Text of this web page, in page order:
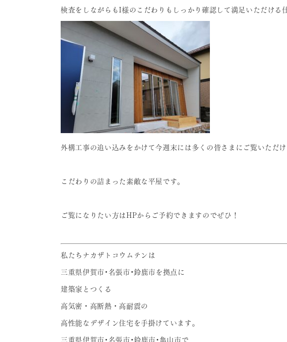
検査をしながらもI様のこだわりもしっかり確認して満足いただける
外構工事の追い込みをかけて今週末には多くの皆さまにご覧いただけ
こだわりの詰まった素敵な平屋です。
ご覧になりたい方はHPからご予約できますのでぜひ！
私たちナカザトコウムテンは
三重県伊賀市•名張市•鈴鹿市を拠点に
建築家とつくる
高気密・高断熱・高耐震の
高性能なデザイン住宅を手掛けています。
三重県伊賀市•名張市•鈴鹿市•亀山市で